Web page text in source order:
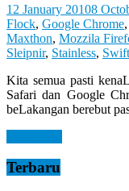
You
Feel
It
12 January 20108
Flock, Google Chrome,
Maxthon, Mozzila
Sleipnir, Stainless,
Kita semua pasti
Safari dan Google
beLakangan berebut
Terbaru